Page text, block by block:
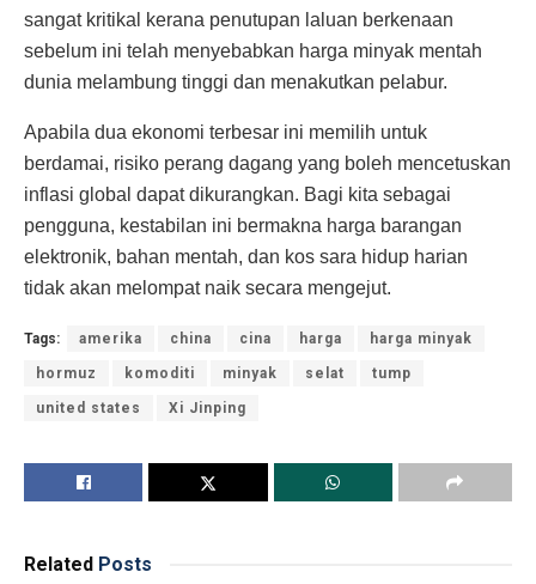
sangat kritikal kerana penutupan laluan berkenaan
sebelum ini telah menyebabkan harga minyak mentah
dunia melambung tinggi dan menakutkan pelabur.
Apabila dua ekonomi terbesar ini memilih untuk
berdamai, risiko perang dagang yang boleh mencetuskan
inflasi global dapat dikurangkan. Bagi kita sebagai
pengguna, kestabilan ini bermakna harga barangan
elektronik, bahan mentah, dan kos sara hidup harian
tidak akan melompat naik secara mengejut.
Tags: amerika china cina harga harga minyak
hormuz komoditi minyak selat tump
united states Xi Jinping
Related Posts